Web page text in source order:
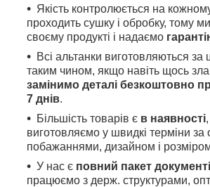
Якість контролюється на
проходить сушку і обробку, тому
своєму продукті і надаємо
Всі альтанки виготовляються
таким чином, якщо навіть щось
замінимо деталі безкоштовно
7 днів.
Більшість товарів є в наявності
виготовляємо у швидкі терміни за
побажаннями, дизайном і
У нас є повний пакет
працюємо з держ. структурами,